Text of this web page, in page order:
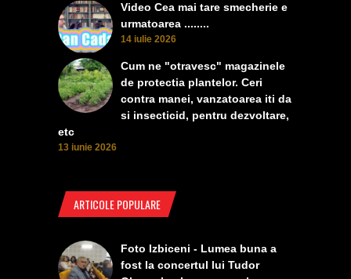
Video Cea mai tare smecherie e
urmatoarea ........
14 iulie 2026
Cum ne "otravesc" magazinele
de protectia plantelor. Ceri
contra manei, vanzatoarea iti da
si insecticid, pentru dezvoltare,
etc
13 iunie 2026
ARTICOLE POPULARE
Foto Izbiceni - Lumea buna a
fost la concertul lui Tudor